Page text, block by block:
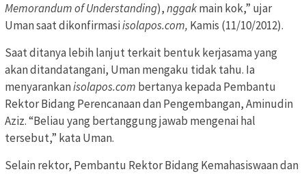
Memorandum of Understanding),nggakmain kok,” ujar
Uman saat dikonfirmasiisolapos.com, Kamis (11/10/2012).
Saat ditanya lebih lanjut terkait bentuk kerjasama yang
akan ditandatangani, Uman mengaku tidak tahu. Ia
menyarankanisolapos.com bertanya kepada Pembantu
Rektor Bidang Perencanaan dan Pengembangan, Aminudin
Aziz. “Beliau yang bertanggung jawab mengenai hal
tersebut,” kata Uman.
Selain rektor, Pembantu Rektor Bidang Kemahasiswaan dan